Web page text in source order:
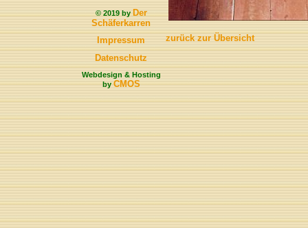
© 2019 byDer
Schäferkarren
Impressum
Datenschutz
Webdesign & Hosting
byCMOS
zurück zur Übersicht